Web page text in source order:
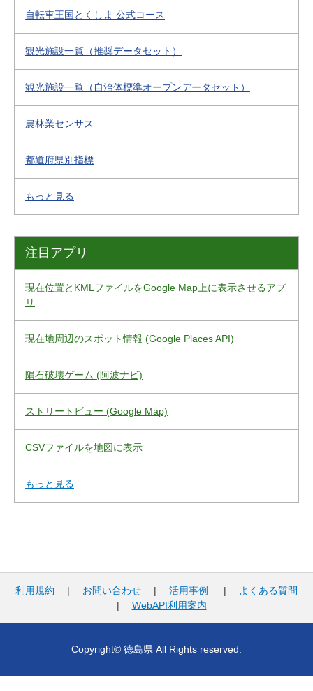
自転車王国とくしま 公式コース
観光施設一覧（推奨データセット）
観光施設一覧（自治体標準オープンデータセット）
農林業センサス
都道府県別指標
もっと見る
注目アプリ
現在位置とKMLファイルをGoogle Map上に表示させるアプ
リ
現在地周辺のスポット情報 (Google Places API)
隕石破壊ゲーム (阿波ナビ)
ストリートビュー (Google Map)
CSVファイルを地図に表示
もっと見る
利用規約 | お問い合わせ | 活用事例 |
よくある質問
| WebAPI利用案内
Copyright© 徳島県 All Rights reserved.